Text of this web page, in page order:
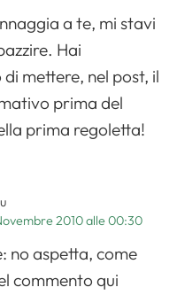
a te, mi stavi
Hai
mettere, nel post, il
prima del
prima regoletta!
2010 alle 00:30
no aspetta, come
commento qui